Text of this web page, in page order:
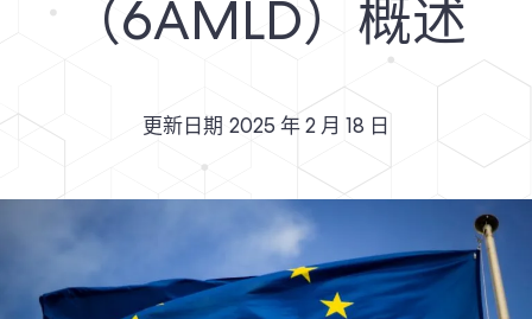
（6AMLD）概述
更新日期 2025 年 2 月 18 日